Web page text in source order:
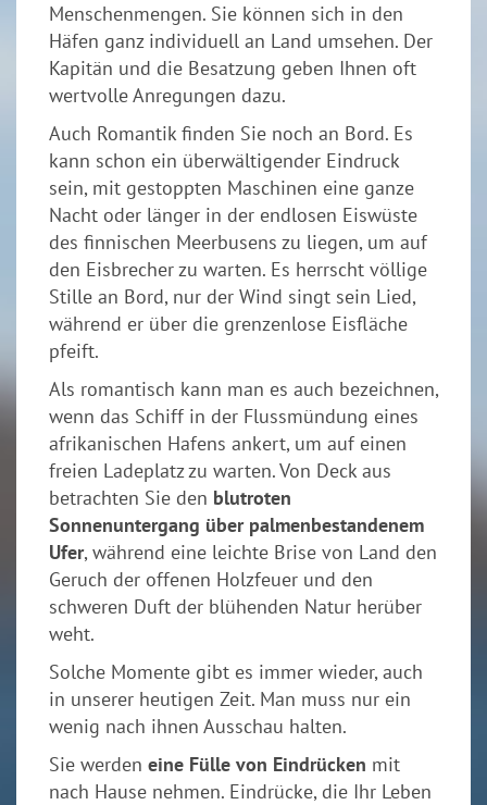
Menschenmengen. Sie können sich in den
Häfen ganz individuell an Land umsehen. Der
Kapitän und die Besatzung geben Ihnen oft
wertvolle Anregungen dazu.
Auch Romantik finden Sie noch an Bord. Es
kann schon ein überwältigender Eindruck
sein, mit gestoppten Maschinen eine ganze
Nacht oder länger in der endlosen Eiswüste
des finnischen Meerbusens zu liegen, um auf
den Eisbrecher zu warten. Es herrscht völlige
Stille an Bord, nur der Wind singt sein Lied,
während er über die grenzenlose Eisfläche
pfeift.
Als romantisch kann man es auch bezeichnen,
wenn das Schiff in der Flussmündung eines
afrikanischen Hafens ankert, um auf einen
freien Ladeplatz zu warten. Von Deck aus
betrachten Sie den blutroten
Sonnenuntergang über palmenbestandenem
Ufer, während eine leichte Brise von Land den
Geruch der offenen Holzfeuer und den
schweren Duft der blühenden Natur herüber
weht.
Solche Momente gibt es immer wieder, auch
in unserer heutigen Zeit. Man muss nur ein
wenig nach ihnen Ausschau halten.
Sie werden eine Fülle von Eindrücken mit
nach Hause nehmen. Eindrücke, die Ihr Leben